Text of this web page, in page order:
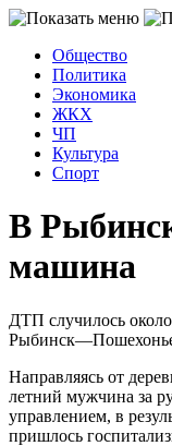
Общество
Политика
Экономика
ЖКХ
ЧП
Культура
Спорт
В
машина
ДТП случилось около
Направляясь от
летний мужчина за
управлением, в
пришлось